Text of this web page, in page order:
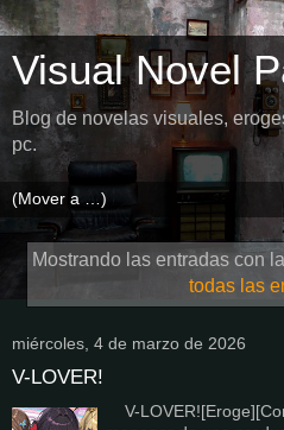
Visual Novel
Blog de novelas visuales,
pc.
Mostrando las entradas con
todas las
miércoles, 4 de marzo de 2026
V-LOVER!
V-